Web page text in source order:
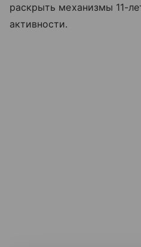
раскрыть механизмы 11-
активности.